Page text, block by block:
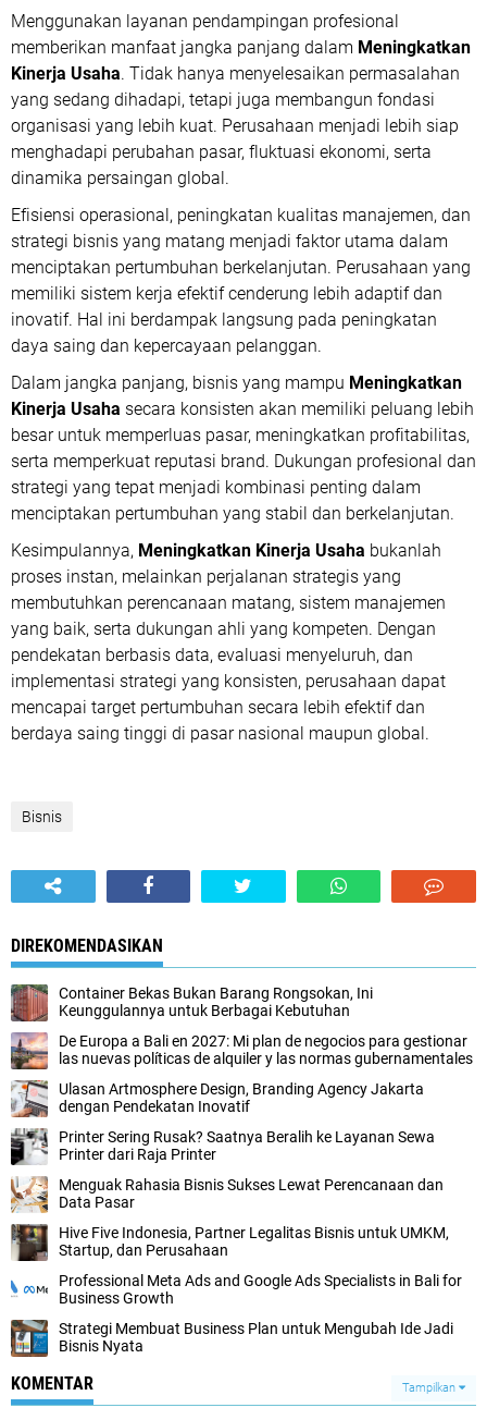
Menggunakan layanan pendampingan profesional
memberikan manfaat jangka panjang dalam Meningkatkan
Kinerja Usaha. Tidak hanya menyelesaikan permasalahan
yang sedang dihadapi, tetapi juga membangun fondasi
organisasi yang lebih kuat. Perusahaan menjadi lebih siap
menghadapi perubahan pasar, fluktuasi ekonomi, serta
dinamika persaingan global.
Efisiensi operasional, peningkatan kualitas manajemen, dan
strategi bisnis yang matang menjadi faktor utama dalam
menciptakan pertumbuhan berkelanjutan. Perusahaan yang
memiliki sistem kerja efektif cenderung lebih adaptif dan
inovatif. Hal ini berdampak langsung pada peningkatan
daya saing dan kepercayaan pelanggan.
Dalam jangka panjang, bisnis yang mampu Meningkatkan
Kinerja Usaha secara konsisten akan memiliki peluang lebih
besar untuk memperluas pasar, meningkatkan profitabilitas,
serta memperkuat reputasi brand. Dukungan profesional dan
strategi yang tepat menjadi kombinasi penting dalam
menciptakan pertumbuhan yang stabil dan berkelanjutan.
Kesimpulannya, Meningkatkan Kinerja Usaha bukanlah
proses instan, melainkan perjalanan strategis yang
membutuhkan perencanaan matang, sistem manajemen
yang baik, serta dukungan ahli yang kompeten. Dengan
pendekatan berbasis data, evaluasi menyeluruh, dan
implementasi strategi yang konsisten, perusahaan dapat
mencapai target pertumbuhan secara lebih efektif dan
berdaya saing tinggi di pasar nasional maupun global.
Bisnis
DIREKOMENDASIKAN
Container Bekas Bukan Barang Rongsokan, Ini
Keunggulannya untuk Berbagai Kebutuhan
De Europa a Bali en 2027: Mi plan de negocios para gestionar
las nuevas políticas de alquiler y las normas gubernamentales
Ulasan Artmosphere Design, Branding Agency Jakarta
dengan Pendekatan Inovatif
Printer Sering Rusak? Saatnya Beralih ke Layanan Sewa
Printer dari Raja Printer
Menguak Rahasia Bisnis Sukses Lewat Perencanaan dan
Data Pasar
Hive Five Indonesia, Partner Legalitas Bisnis untuk UMKM,
Startup, dan Perusahaan
Professional Meta Ads and Google Ads Specialists in Bali for
Business Growth
Strategi Membuat Business Plan untuk Mengubah Ide Jadi
Bisnis Nyata
KOMENTAR Tampilkan